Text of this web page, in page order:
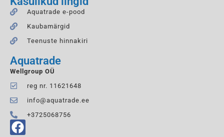
Aquatrade e-pood
Kaubamärgid
Teenuste hinnakiri
Aquatrade
Wellgroup OÜ
reg nr. 11621648
info@aquatrade.ee
+3725068756